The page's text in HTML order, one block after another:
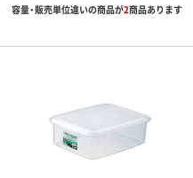
容量・販売単位違いの商品が2商品あります